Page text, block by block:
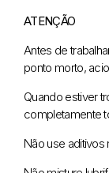
ATENÇÃO
Antes de
ponto morto,
Quando estiver
completamente
Não use